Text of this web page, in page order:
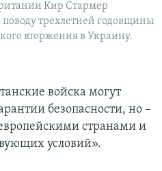
Кир Стармер
трехлетней годовщины
вторжения в Украину.
войска могут
безопасности, но –
странами и
условий».